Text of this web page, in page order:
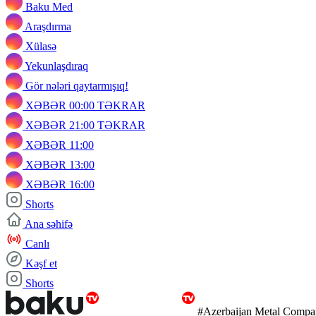
Baku Med
Araşdırma
Xülasə
Yekunlaşdıraq
Gör nələri qaytarmışıq!
XƏBƏR 00:00 TƏKRAR
XƏBƏR 21:00 TƏKRAR
XƏBƏR 11:00
XƏBƏR 13:00
XƏBƏR 16:00
Shorts
Ana səhifə
Canlı
Kəşf et
Shorts
#Azerbaijan Metal